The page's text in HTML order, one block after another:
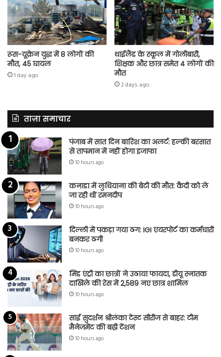
रूस-यूक्रेन युद्ध में 8 लोगों की
मौत, 45 घायल
1 day ago
थाईलैंड के स्कूल में गोलीबारी,
शिक्षक और छात्र समेत 4 लोगों की
मौत
2 days ago
ताज़ा समाचार
पंजाब में सात दिन बारिश का अलर्ट: हल्की बरसात
से तापमान में नहीं होगा इजाफा
10 hours ago
कनाडा में लुधियाना की बेटी की माैत: कैदी को ले
जा रही थीं रमनदीप
10 hours ago
दिल्ली में पकड़ा गया ठग: IGI एयरपोर्ट का कर्मचारी
बनकर ठगी
10 hours ago
मिड एंट्री का छात्रों ने उठाया फायदा, डीयू स्नातक
दाखिले की रेस में 2,589 नए छात्र शामिल
10 hours ago
साई सुदर्शन श्रीलंका टेस्ट सीरीज से बाहर: टीम
मैनेजमेंट की बढ़ी टेंशन
10 hours ago